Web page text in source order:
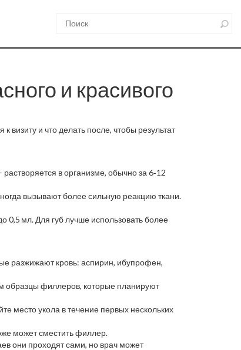
и красивого
визиту и что делать после, чтобы результат
в организме, обычно за 6‑12
вызывают более сильную реакцию ткани.
мл. Для губ лучше использовать более
разжижают кровь: аспирин, ибупрофен,
образцы филлеров, которые планируют
место укола в течение первых нескольких
может сместить филлер.
они проходят сами, но врач может